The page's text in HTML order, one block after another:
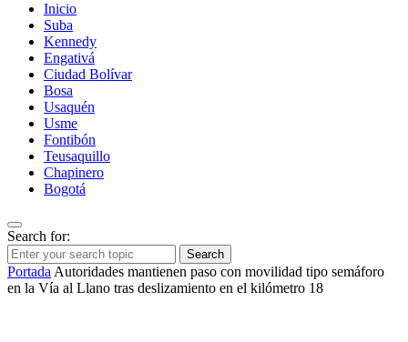
Inicio
Suba
Kennedy
Engativá
Ciudad Bolívar
Bosa
Usaquén
Usme
Fontibón
Teusaquillo
Chapinero
Bogotá
Search for:
Search
Portada Autoridades mantienen paso con movilidad tipo semáforo
en la Vía al Llano tras deslizamiento en el kilómetro 18